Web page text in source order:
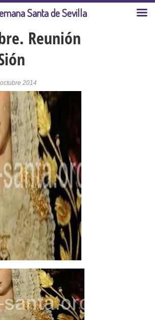
Reunión
2014
Santa de Sevilla